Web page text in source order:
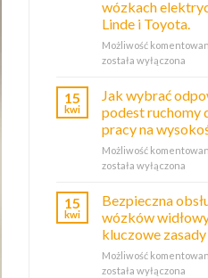
wózkach
Linde i Toyota.
Możliwość
została wyłączona
15
kwi
Jak wybrać
podest ruchomy
pracy na
Możliwość
została wyłączona
15
kwi
Bezpieczna
wózków
kluczowe zasady
Możliwość
została wyłączona